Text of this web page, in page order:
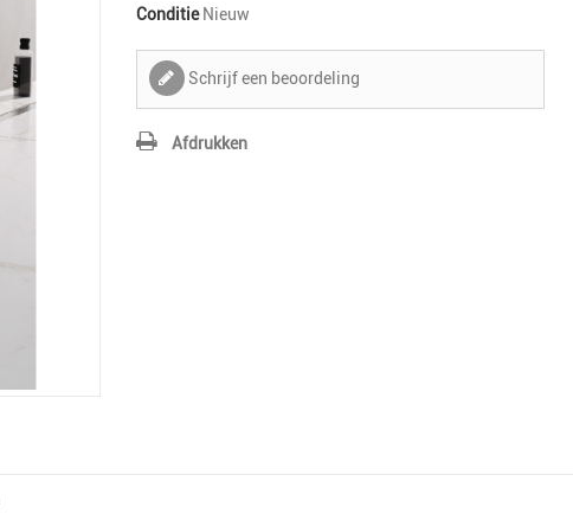
Conditie Nieuw
Schrijf een beoordeling
Afdrukken